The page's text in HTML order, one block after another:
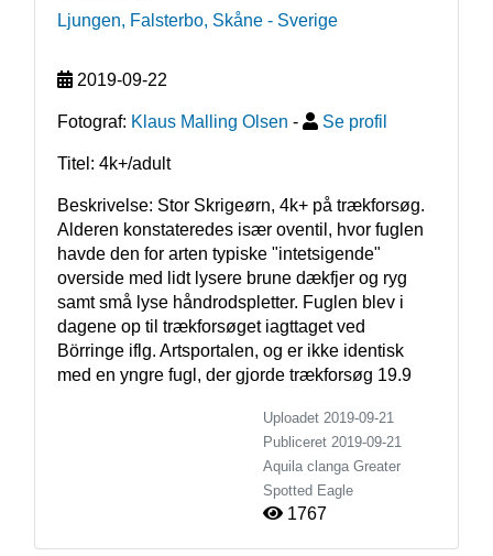
Ljungen, Falsterbo, Skåne - Sverige
2019-09-22
Fotograf: Klaus Malling Olsen - Se profil
Titel: 4k+/adult
Beskrivelse: Stor Skrigeørn, 4k+ på trækforsøg.
Alderen konstateredes især oventil, hvor fuglen
havde den for arten typiske "intetsigende"
overside med lidt lysere brune dækfjer og ryg
samt små lyse håndrodspletter. Fuglen blev i
dagene op til trækforsøget iagttaget ved
Börringe iflg. Artsportalen, og er ikke identisk
med en yngre fugl, der gjorde trækforsøg 19.9
Uploadet 2019-09-21
Publiceret 2019-09-21
Aquila clanga Greater
Spotted Eagle
1767